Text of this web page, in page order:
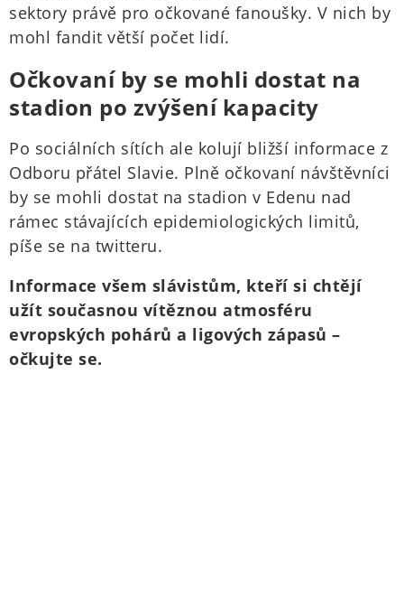
sektory právě pro očkované fanoušky. V nich by
mohl fandit větší počet lidí.
Očkovaní by se mohli dostat na
stadion po zvýšení kapacity
Po sociálních sítích ale kolují bližší informace z
Odboru přátel Slavie. Plně očkovaní návštěvníci
by se mohli dostat na stadion v Edenu nad
rámec stávajících epidemiologických limitů,
píše se na twitteru.
Informace všem slávistům, kteří si chtějí
užít současnou vítěznou atmosféru
evropských pohárů a ligových zápasů –
očkujte se.